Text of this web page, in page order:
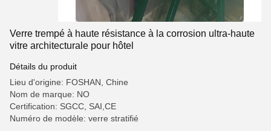
Verre trempé à haute résistance à la corrosion ultra-haute
vitre architecturale pour hôtel
Détails du produit
Lieu d'origine: FOSHAN, Chine
Nom de marque: NO
Certification: SGCC, SAI,CE
Numéro de modèle: verre stratifié